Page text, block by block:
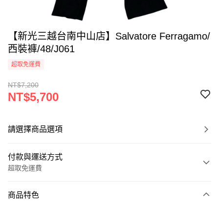
【新光三越台南中山店】Salvatore Ferragamo/
西裝褲/48/J061
超取免運費
NT$7,200
NT$5,700
請選擇商品選項
付款與運送方式
超取免運費
信用卡一次付款
商品特色